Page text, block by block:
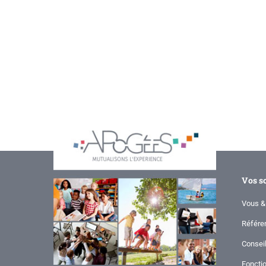
Vos
Vous
Conseil